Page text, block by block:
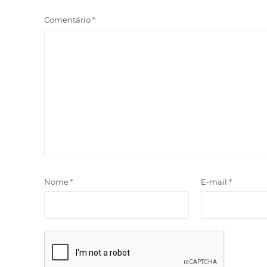
Comentário *
Nome * E-mail*